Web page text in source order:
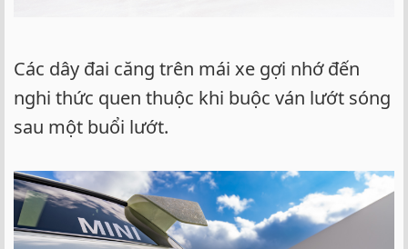
Các dây đai căng trên mái xe gợi nhớ đến
nghi thức quen thuộc khi buộc ván lướt sóng
sau một buổi lướt.